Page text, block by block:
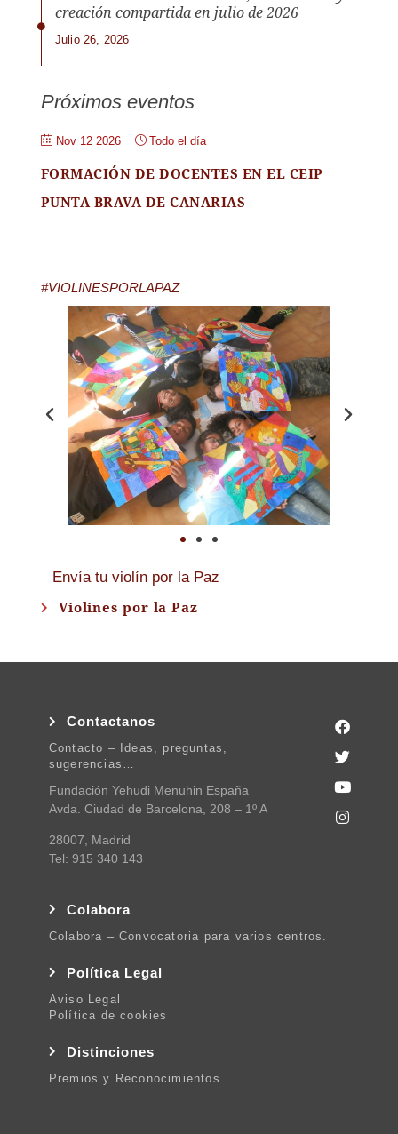
creación compartida en julio de 2026
Julio 26, 2026
Próximos eventos
Nov 12 2026 Todo el día
FORMACIÓN DE DOCENTES EN EL CEIP
PUNTA BRAVA DE CANARIAS
#VIOLINESPORLAPAZ
Envía tu violín por la Paz
Violines por la Paz
Contactanos
Contacto – Ideas, preguntas,
sugerencias…
Fundación Yehudi Menuhin España
Avda. Ciudad de Barcelona, 208 – 1º A
28007, Madrid
Tel: 915 340 143
Colabora
Colabora – Convocatoria para varios centros.
Política Legal
Aviso Legal
Política de cookies
Distinciones
Premios y Reconocimientos